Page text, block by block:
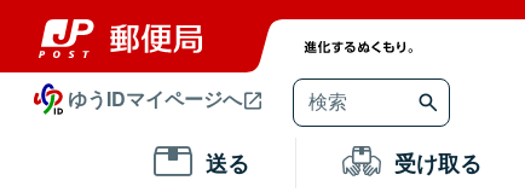
ゆうIDマイページへ
送る 受け取る